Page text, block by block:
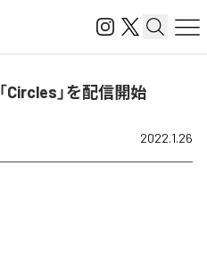
Circles」を配信開始
2022.1.26